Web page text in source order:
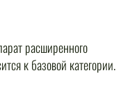
расширенного
к базовой категории.
изготавливаются
Материалы: